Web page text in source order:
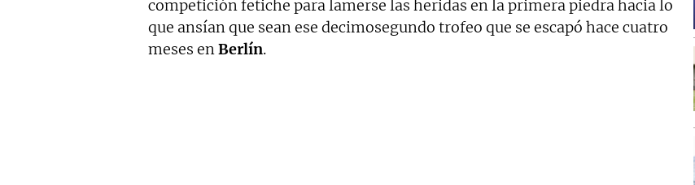
competición fetiche para lamerse las heridas en la primera piedra hacia lo
que ansían que sean ese decimosegundo trofeo que se escapó hace cuatro
meses enBerlín.